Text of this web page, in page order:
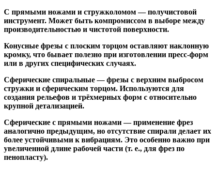
С прямыми ножами и стружколомом— получистовой
инструмент. Может быть компромиссом в выборе между
производительностью и чистотой поверхности.
Конусные фрезы с плоским торцом оставляют наклонную
кромку, что бывает полезно при изготовлении пресс-форм
или в других специфических случаях.
Сферические спиральные— фрезы с верхним выбросом
стружки и сферическим торцом. Используются для
создания рельефов и трёхмерных форм с относительно
крупной детализацией.
Сферические с прямыми ножами— применение фрез
аналогично предыдущим, но отсутствие спирали делает их
более устойчивыми к вибрациям. Это особенно важно при
увеличенной длине рабочей части (т. е., для фрез по
пенопласту).